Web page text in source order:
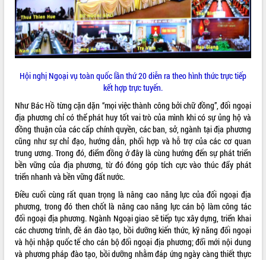
UBND tỉnh họp báo định kỳ tháng 4
năm 2026
Hội thảo khoa học “Giải pháp thúc đẩy
phát triển nền kinh tế xanh tại tỉnh
Đắk Lắk”
Tăng cường giám sát, đôn đốc thực
hiện nhiệm vụ quản lý tài sản công
hàng tuần
Tháo gỡ những vướng mắc, đẩy mạnh
công tác cải cách thủ tục hành chính
tại Trung tâm Phục vụ hành chính
công tỉnh
Đắk Lắk: Tôn vinh 46 giải pháp tại Hội
thi Sáng tạo Kỹ thuật 2024 - 2025
Đắk Lắk rà soát, điều chỉnh Đề án 190
về phát triển nuôi trồng thủy sản
Phó Chủ tịch UBND tỉnh Đắk Lắk
Trương Công Thái kiểm tra thực địa
Dự án cao tốc Khánh Hòa - Buôn Ma
Thuột
Hội nghị Ngoại vụ toàn quốc lần thứ 20 diễn ra theo hình thức trực tiếp
kết hợp trực tuyến.
Như Bác Hồ từng cặn dặn “mọi việc thành công bởi chữ đồng”, đối ngoại
địa phương chỉ có thể phát huy tốt vai trò của mình khi có sự ủng hộ và
đồng thuận của các cấp chính quyền, các ban, sở, ngành tại địa phương
cũng như sự chỉ đạo, hướng dẫn, phối hợp và hỗ trợ của các cơ quan
trung ương. Trong đó, điểm đồng ở đây là cùng hướng đến sự phát triển
bền vững của địa phương, từ đó đóng góp tích cực vào thúc đẩy phát
triển nhanh và bền vững đất nước.
Điều cuối cùng rất quan trọng là nâng cao năng lực của đối ngoại địa
phương, trong đó then chốt là nâng cao năng lực cán bộ làm công tác
đối ngoại địa phương. Ngành Ngoại giao sẽ tiếp tục xây dựng, triển khai
các chương trình, đề án đào tạo, bồi dưỡng kiến thức, kỹ năng đối ngoại
và hội nhập quốc tế cho cán bộ đối ngoại địa phương; đổi mới nội dung
và phương pháp đào tạo, bồi dưỡng nhằm đáp ứng ngày càng thiết thực